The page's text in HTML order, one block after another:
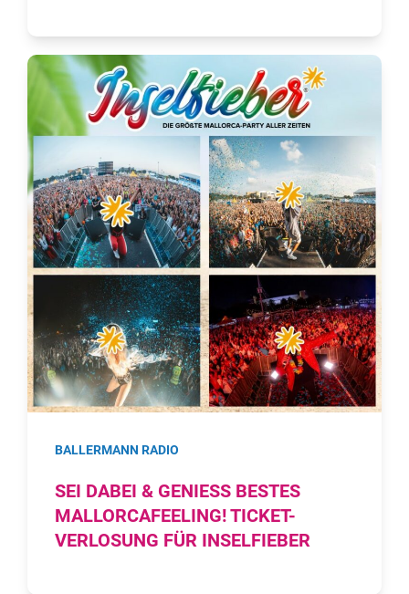
BALLERMANN RADIO
SEI DABEI & GENIESS BESTES M
ALLORCAFEELING! TICKET-V
ERLOSUNG FÜR INSELFIEBER